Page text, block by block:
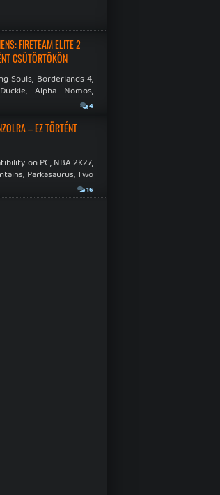
FIRETEAM ELITE 2
CSÜTÖRTÖKÖN
Souls, Borderlands 4,
Alpha Nomos,
4
– EZ TÖRTÉNT
on PC, NBA 2K27,
Parkasaurus, Two
16